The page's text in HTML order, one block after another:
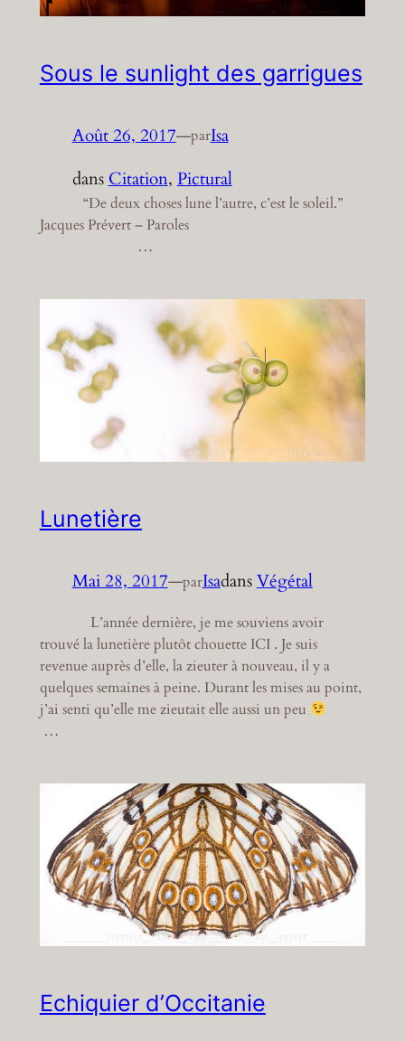
Sous le sunlight des garrigues
Août 26, 2017—parIsa
dans Citation, Pictural
“De deux choses lune l’autre, c’est le soleil.”
Jacques Prévert – Paroles
…
Lunetière
Mai 28, 2017—parIsadansVégétal
L’année dernière, je me souviens avoir
trouvé la lunetière plutôt chouette ICI . Je suis
revenue auprès d’elle, la zieuter à nouveau, il y a
quelques semaines à peine. Durant les mises au point,
j’ai senti qu’elle me zieutait elle aussi un peu
…
Echiquier d’Occitanie